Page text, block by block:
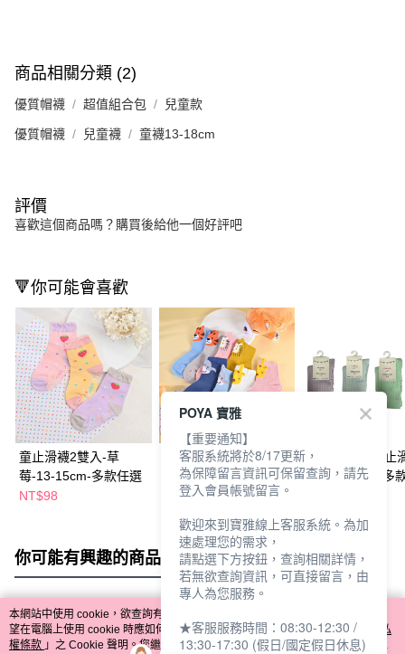
商品相關分類 (2)
優質帽襪 超值組合包 兒童款
優質帽襪 兒童襪 童襪13-18cm
評價
喜歡這個商品嗎？購買後給他一個好評吧
🔻你可能會喜歡
童止滑襪2雙入-草
莓-13-15cm-多款任選
NT$98
造型童止滑襪2雙入-動
物系列-13-15cm-多色
任選
NT$118
non-no童素色止
筒襪-9-11cm-多
你可能有興趣的商品 全站排行
熱門標籤
本網站中使用 cookie，欲查詢有關本網站使用 cookie 方式之詳情，及若您不希
望在電腦上使用 cookie 時應如何變更電腦的 cookie 設定，請參閱本網站「
隱私
權條款 」之 Cookie 聲明。您繼續使用本網站即表示您同意本公司得按本網站使
POYA 寶雅
【重要通知】
客服系統將於8/17更新，
為保障留言資訊可保留查詢，請先
登入會員帳號留言。
歡迎來到寶雅線上客服系統。為加
速處理您的需求，
請點選下方按鈕，查詢相關詳情，
若無欲查詢資訊，可直接留言，由
專人為您服務。
★客服服務時間：08:30-12:30 /
13:30-17:30 (假日/國定假日休息)